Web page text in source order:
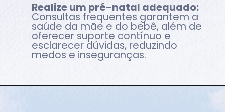
Realize um pré-natal adequado:
Consultas frequentes garantem a
saúde da mãe e do bebê, além de
oferecer suporte contínuo e
esclarecer dúvidas, reduzindo
medos e inseguranças.